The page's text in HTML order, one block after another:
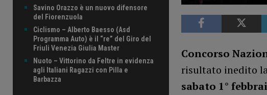
Concorso
risultato inedito
sabato 1°
Savino Orazzo è un nuovo difensore
del Fiorenzuola
Ciclismo – Alberto Baesso (Asd
Programma Auto) è il “re” del Giro del
Friuli Venezia Giulia Master
Nuoto – Vittorino da Feltre in evidenza
agli Italiani Ragazzi con Pilla e
Barbazza